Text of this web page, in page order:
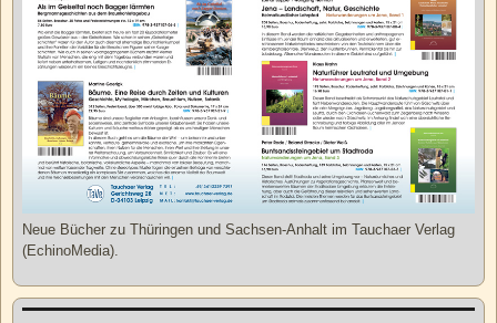
Neue Bücher zu Thüringen und Sachsen-Anhalt im Tauchaer Verlag
(EchinoMedia).